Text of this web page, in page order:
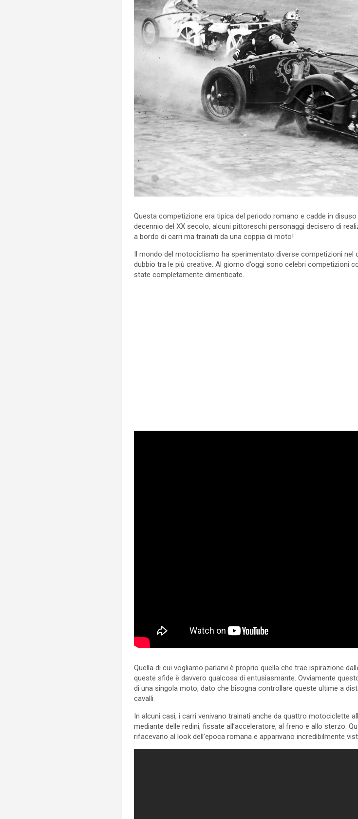
Questa competizione era tipica del periodo romano e cadde in
decennio del XX secolo, alcuni pittoreschi personaggi decisero di
a bordo di carri ma trainati da una coppia di moto!
Il mondo del motociclismo ha sperimentato diverse competizioni nel
dubbio tra le più creative. Al giorno d’oggi sono celebri competizioni
state completamente dimenticate.
Quella di cui vogliamo parlarvi è proprio quella che trae ispirazione
queste sfide è davvero qualcosa di entusiasmante. Ovviamente
di una singola moto, dato che bisogna controllare queste ultime a
cavalli.
In alcuni casi, i carri venivano trainati anche da quattro motociclette
mediante delle redini, fissate all’acceleratore, al freno e allo sterzo.
rifacevano al look dell’epoca romana e apparivano incredibilmente